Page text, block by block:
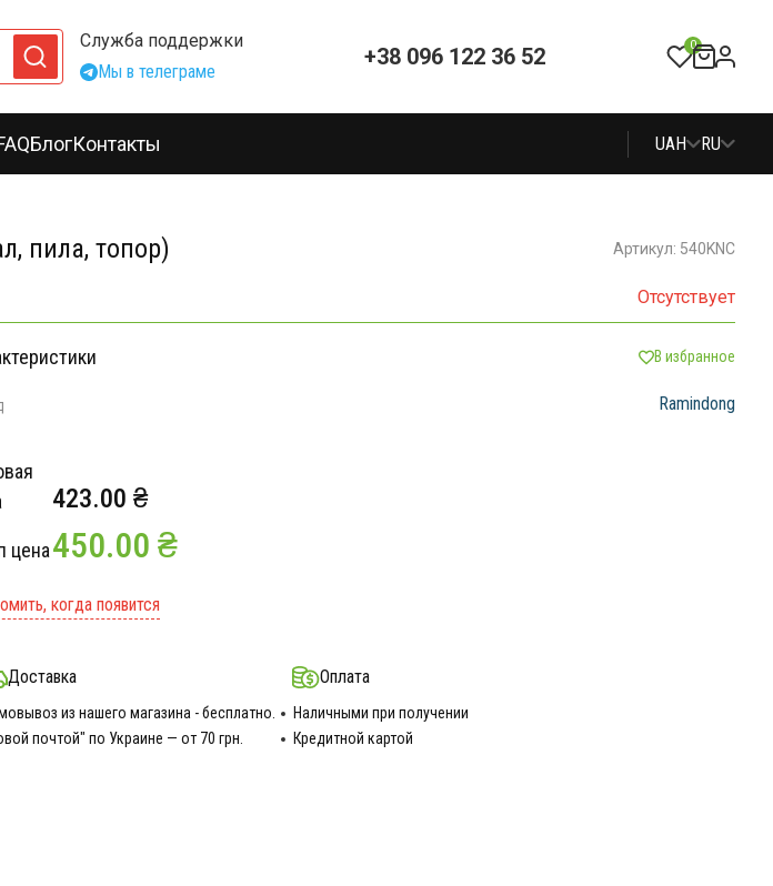
Служба поддержки
Мы в телеграме
+38 096 122 36 52 0
БлогКонтакты UAH RU
пила, топор) Артикул: 540KNC
Отсутствует
В избранное
Ramindong
423.00 ₴
цена450.00 ₴
когда появится
Доставка
из нашего магазина - бесплатно.
почтой" по Украине — от 70 грн.
Оплата
Наличными при получении
Кредитной картой